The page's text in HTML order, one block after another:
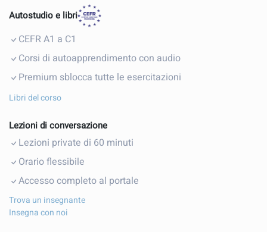
Autostudio e libri
CEFR A1 a C1
Corsi di autoapprendimento con audio
Premium sblocca tutte le esercitazioni
Libri del corso
Lezioni di conversazione
Lezioni private di 60 minuti
Orario flessibile
Accesso completo al portale
Trova un insegnante
Insegna con noi